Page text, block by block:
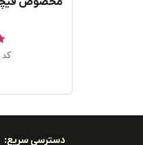
کد
دسترسی سریع: